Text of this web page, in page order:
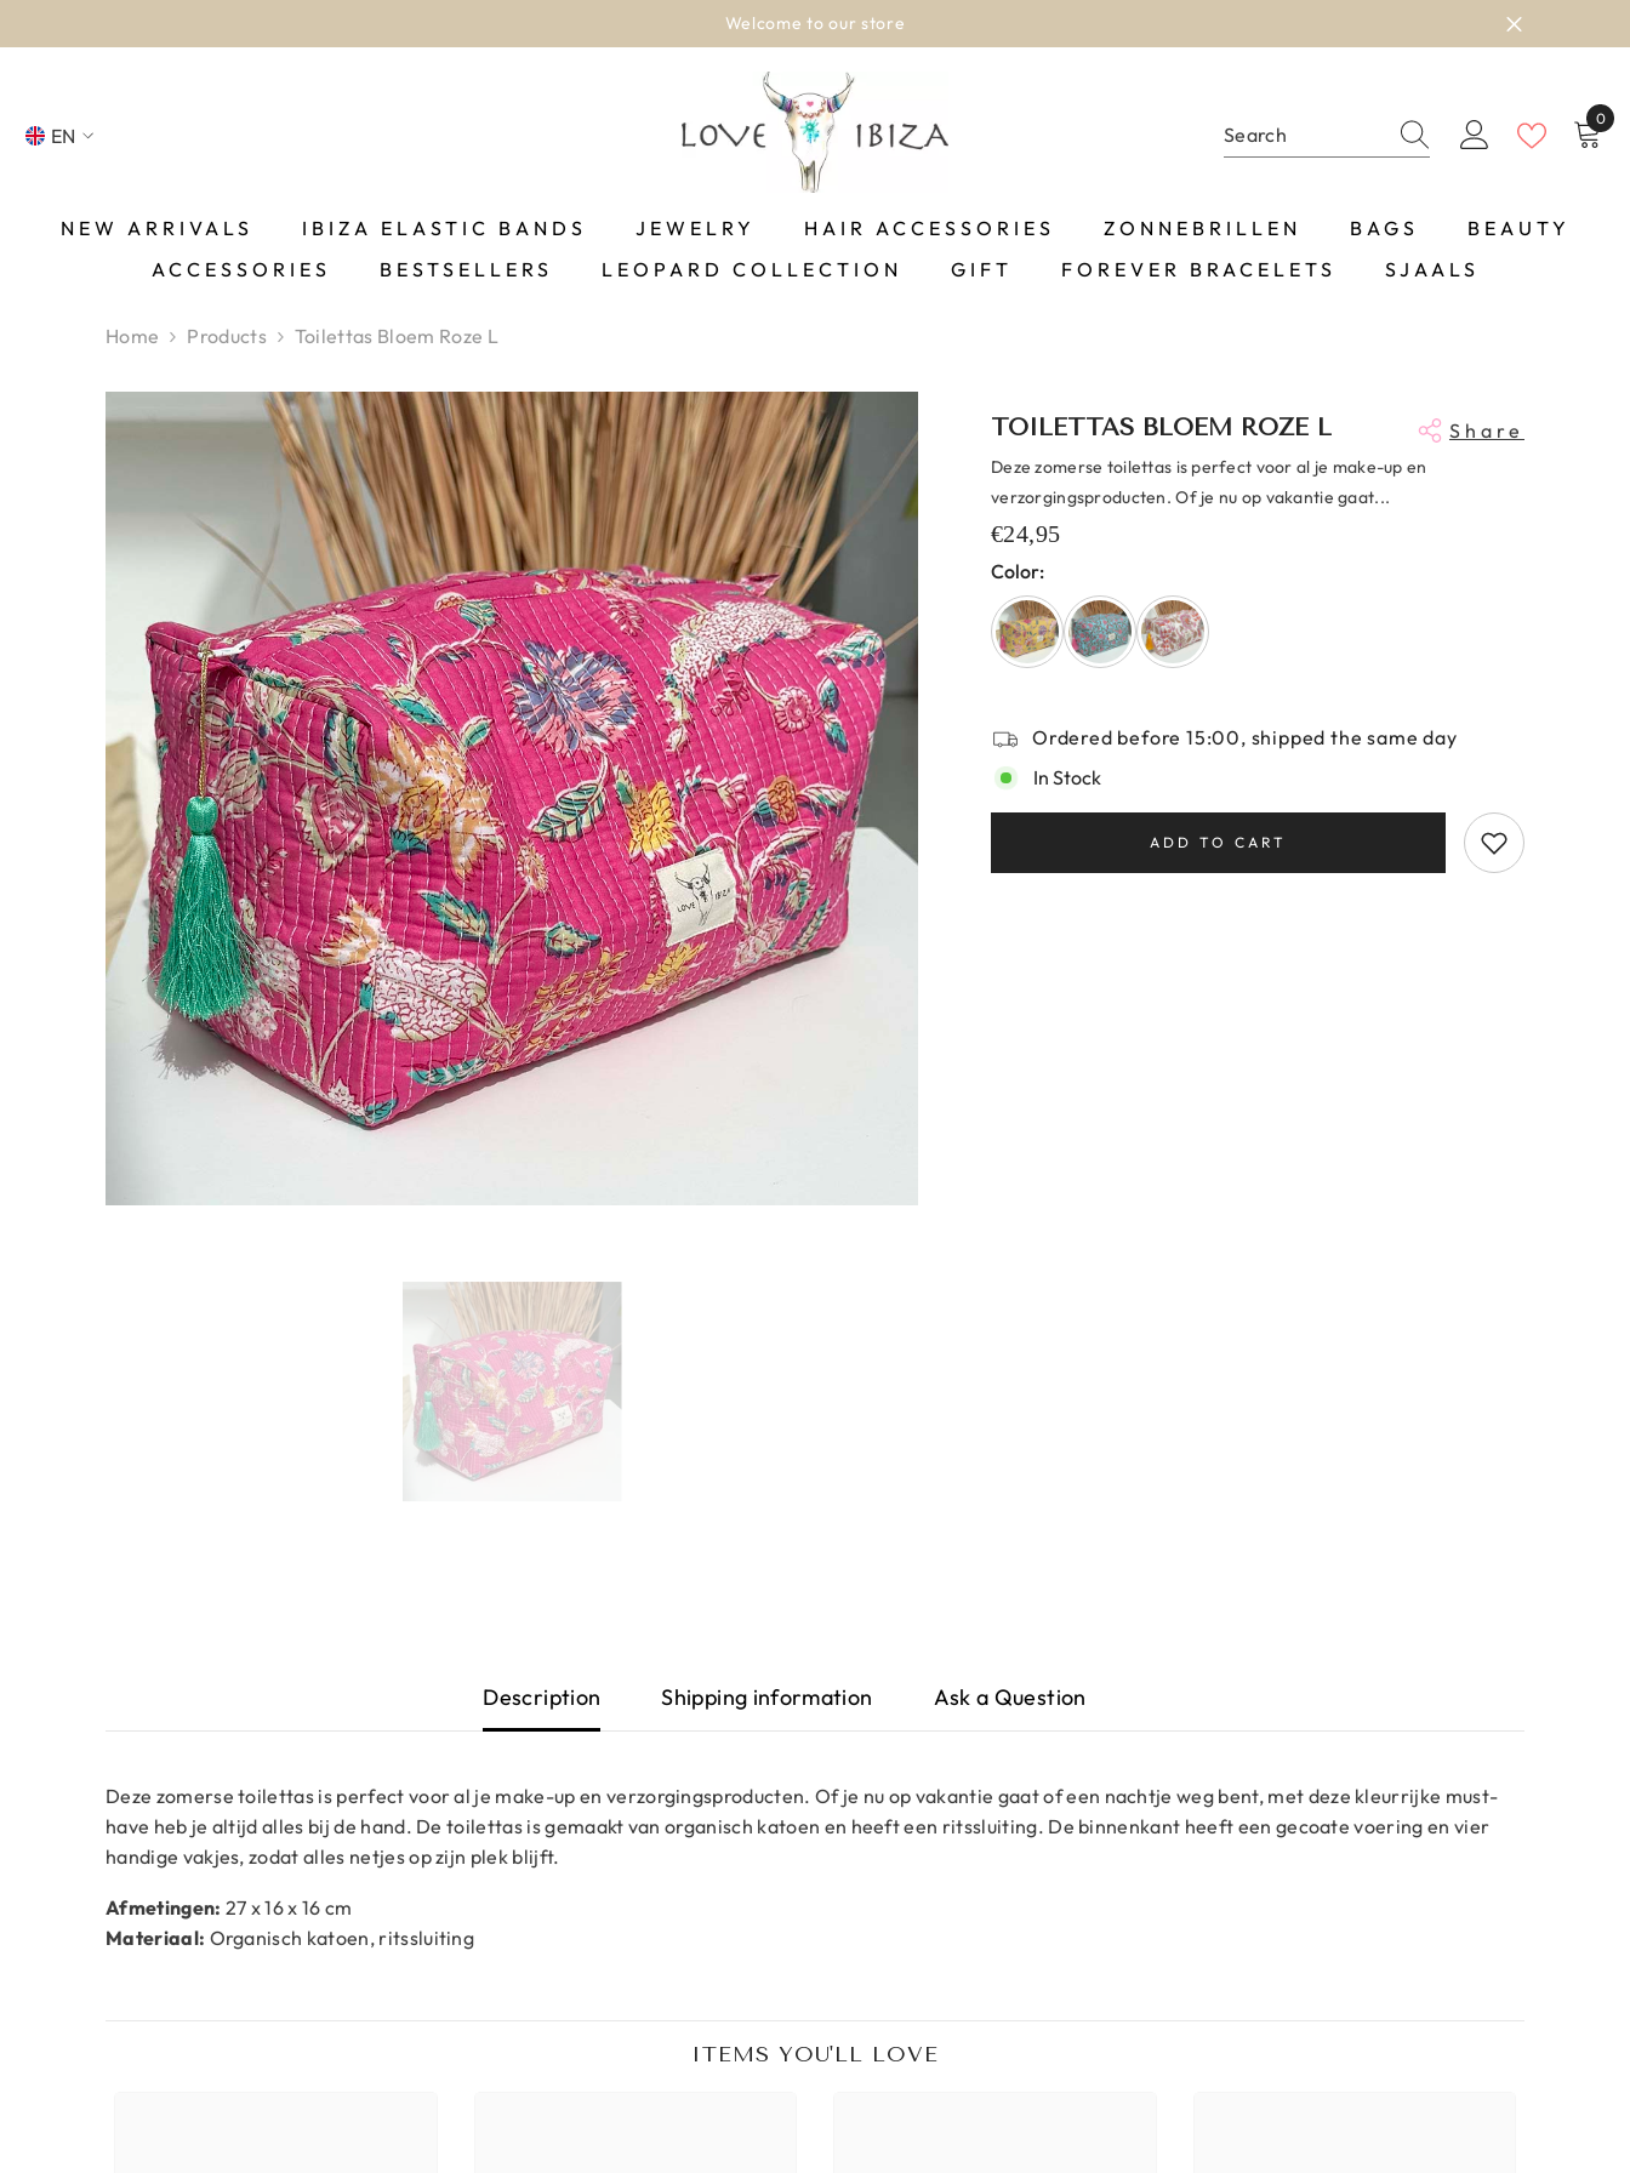
Welcome to our store
EN
FR
0
0
NEW ARRIVALS IBIZA ELASTIC BANDS JEWELRY HAIR ACCESSORIES ZONNEBRILLEN BAGS
BEAUTY
ACCESSORIES
BESTSELLERS LEOPARD COLLECTION GIFT FOREVER BRACELETS SJAALS
Home Products Toilettas Bloem Roze L
TOILETTAS BLOEM ROZE L Share
Deze zomerse toilettas is perfect voor al je make-up en
verzorgingsproducten. Of je nu op vakantie gaat...
€24,95
Color:
Ordered before 15:00, shipped the same day
In Stock
ADD TO CART
Description Shipping information Ask a Question
Deze zomerse toilettas is perfect voor al je make-up en verzorgingsproducten. Of je nu op vakantie gaat of een nachtje weg bent, met deze kleurrijke must-
have heb je altijd alles bij de hand. De toilettas is gemaakt van organisch katoen en heeft een ritssluiting. De binnenkant heeft een gecoate voering en vier
handige vakjes, zodat alles netjes op zijn plek blijft.
Afmetingen: 27 x 16 x 16 cm
Materiaal: Organisch katoen, ritssluiting
ITEMS YOU'LL LOVE